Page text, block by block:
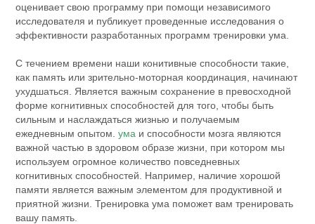
оценивает свою программу при помощи независимого
исследователя и публикует проведенные исследования о
эффективности разработанных программ тренировки ума.
С течением времени наши конитивные способности такие,
как память или зрительно-моторная координация, начинают
ухудшаться. Является важным сохранение в превосходной
форме когнитивных способностей для того, чтобы быть
сильным и наслаждаться жизнью и получаемым
ежедневным опытом.ума и способности мозга являются
важной частью в здоровом образе жизни, при котором мы
используем огромное количество повседневных
когнитивных способностей. Например, наличие хорошой
памяти является важным элементом для продуктивной и
приятной жизни. Тренировка ума поможет вам тренировать
вашу память.